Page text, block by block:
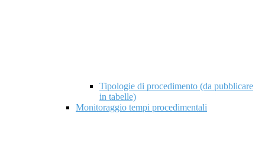
Tipologie di procedimento (da pubblicare
in tabelle)
Monitoraggio tempi procedimentali